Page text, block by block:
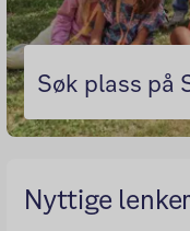
Søk plass på
Nyttige